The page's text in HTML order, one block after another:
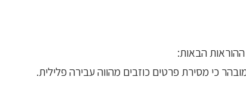
הבאות:
כי מסירת פרטים כוזבים מהווה עבירה פלילית.